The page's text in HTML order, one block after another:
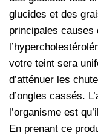
glucides et des
principales causes
votre teint sera
d’atténuer les
d’ongles cassés.
l’organisme est
En prenant ce